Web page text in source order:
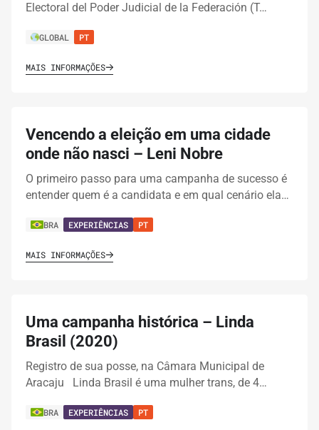
Electoral del Poder Judicial de la Federación (T…
GLOBAL PT
MAIS INFORMAÇÕES
Vencendo a eleição em uma cidade
onde não nasci – Leni Nobre
O primeiro passo para uma campanha de sucesso é
entender quem é a candidata e em qual cenário ela…
BRA EXPERIÊNCIAS PT
MAIS INFORMAÇÕES
Uma campanha histórica – Linda
Brasil (2020)
Registro de sua posse, na Câmara Municipal de
Aracaju Linda Brasil é uma mulher trans, de 4…
BRA EXPERIÊNCIAS PT